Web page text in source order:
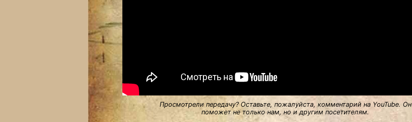
Просмотрели передачу? Оставьте, пожалуйста, комментарий на YouTube. Он
поможет не только нам, но и другим посетителям.